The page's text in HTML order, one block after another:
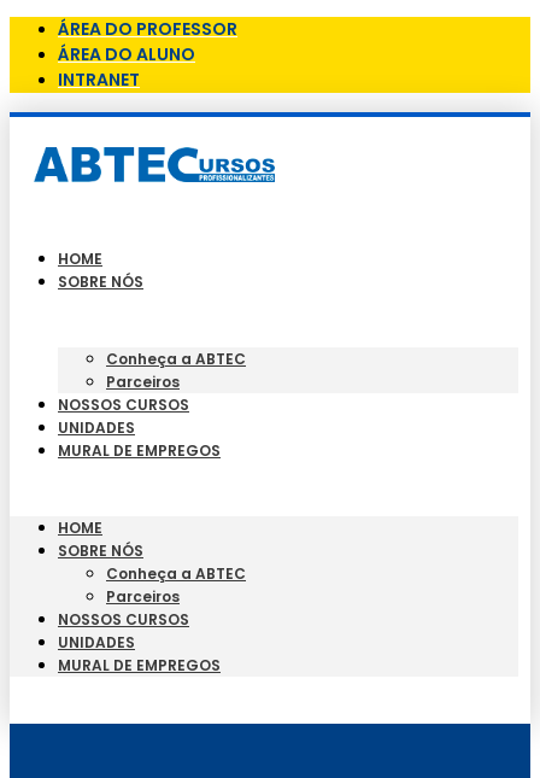
ÁREA DO PROFESSOR
ÁREA DO ALUNO
INTRANET
HOME
SOBRE NÓS
Conheça a ABTEC
Parceiros
NOSSOS CURSOS
UNIDADES
MURAL DE EMPREGOS
HOME
SOBRE NÓS
Conheça a ABTEC
Parceiros
NOSSOS CURSOS
UNIDADES
MURAL DE EMPREGOS